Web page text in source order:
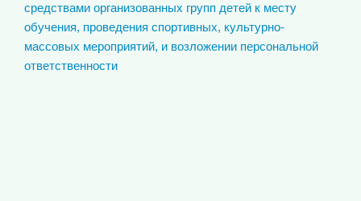
средствами организованных групп детей к месту
обучения, проведения спортивных, культурно-
массовых мероприятий, и возложении перcональной
ответственности